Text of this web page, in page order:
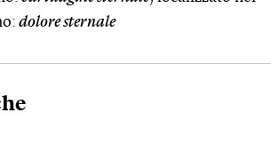
dolore sternale